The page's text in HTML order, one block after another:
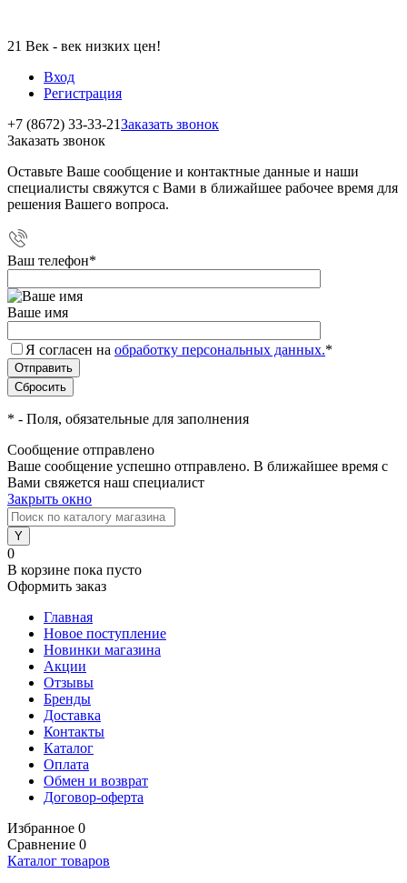
21 Век - век низких цен!
Вход
Регистрация
+7 (8672) 33-33-21Заказать звонок
Заказать звонок
Оставьте Ваше сообщение и контактные данные и наши
специалисты свяжутся с Вами в ближайшее рабочее время для
решения Вашего вопроса.
Ваш телефон*
Ваше имя
Я согласен на обработку персональных данных.*
* - Поля, обязательные для заполнения
Сообщение отправлено
Ваше сообщение успешно отправлено. В ближайшее время с
Вами свяжется наш специалист
Закрыть окно
0
В корзине пока пусто
Оформить заказ
Главная
Новое поступление
Новинки магазина
Акции
Отзывы
Бренды
Доставка
Контакты
Каталог
Оплата
Обмен и возврат
Договор-оферта
Избранное 0
Сравнение 0
Каталог товаров